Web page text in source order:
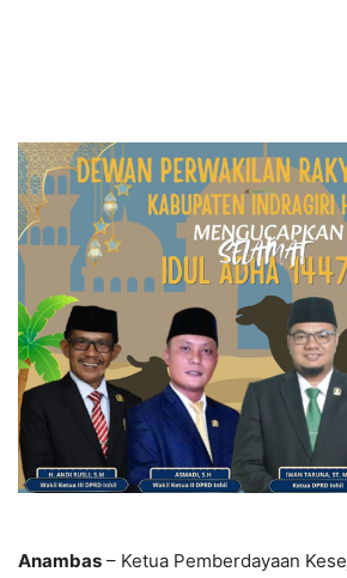
Anambas – Ketua Pemberdayaan